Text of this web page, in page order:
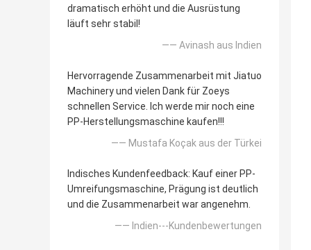
dramatisch erhöht und die Ausrüstung
läuft sehr stabil!
—— Avinash aus Indien
Hervorragende Zusammenarbeit mit Jiatuo
Machinery und vielen Dank für Zoeys
schnellen Service. Ich werde mir noch eine
PP-Herstellungsmaschine kaufen!!!
—— Mustafa Koçak aus der Türkei
Indisches Kundenfeedback: Kauf einer PP-
Umreifungsmaschine, Prägung ist deutlich
und die Zusammenarbeit war angenehm.
—— Indien---Kundenbewertungen